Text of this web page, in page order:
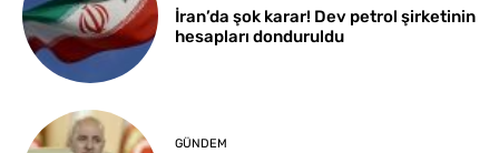
İran’da şok karar! Dev petrol şirketinin
hesapları donduruldu
GÜNDEM